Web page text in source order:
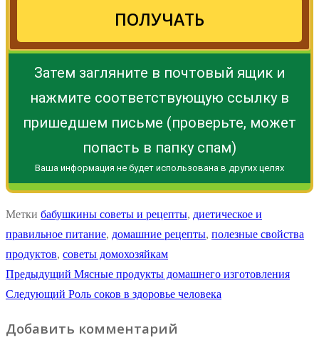
ПОЛУЧАТЬ
Затем загляните в почтовый ящик и
нажмите соответствующую ссылку в
пришедшем письме (проверьте, может
попасть в папку спам)
Ваша информация не будет использована в других целях
Метки бабушкины советы и рецепты, диетическое и
правильное питание, домашние рецепты, полезные свойства
продуктов, советы домохозяйкам
Навигация
по
записям
Предыдущий Предыдущая
запись:
Мясные продукты домашнего изготовления
Следующий Следующая
Роль соков в здоровье человека
Добавить комментарий